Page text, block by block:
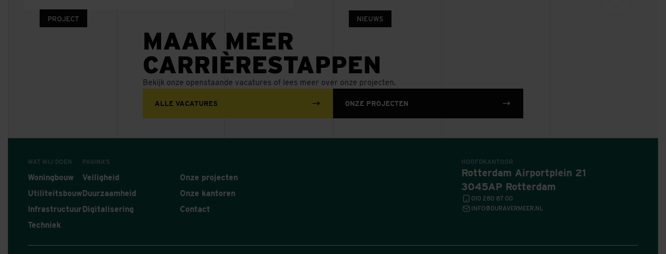
Gebiedsontwikkeling Ooijen-
HIER BESCHERMEN WIJ HET GEBIED TEGEN HOOGWATER VANUIT DE MAAS
Ruimte voor de Waal
Victoriapark, Hoofddorp
WAAR DE STAD OVERGAAT IN HET LANDSCHAP
PROJECT
Nest in Noord, Amsterdam
BETAALBARE HOOGBOUW ALS NIEUWE STAP IN DE ONTWIKKELING VAN HET HAMERKWARTIER
PROJECT NIEUWS
achter de schermen werkt Dura
Vermeer aan een veilige
DI. 4 AUG 2026
MAAK MEER
CARRIÈRESTAPPEN
Bekijk onze openstaande vacatures of lees meer over onze projecten.
ALLE VACATURES ONZE PROJECTEN
WAT WIJ DOEN
Woningbouw
Utiliteitsbouw
Infrastructuur
Techniek
PAGINA'S
Veiligheid
Duurzaamheid
Digitalisering
Onze projecten
Onze kantoren
Contact
HOOFDKANTOOR
Rotterdam Airportplein 21
3045AP Rotterdam
010 280 87 00
INFO@DURAVERMEER.NL